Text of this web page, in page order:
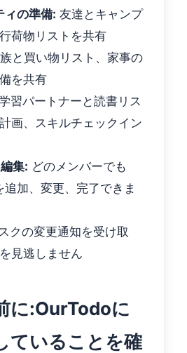
ィの準備: 友達とキャンプ
荷物リストを共有
と買い物リスト、家事の
を共有
習パートナーと読書リス
画、スキルチェックイン
集: どのメンバーでも
加、変更、完了できま
クの変更通知を受け取
見逃しません
に:OurTodoに
ていることを確